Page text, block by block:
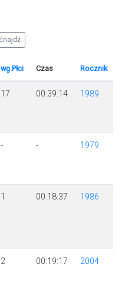
wg.Płci Czas Rocznik
17 00:39:14 1989
- - 1979
1 00:18:37 1986
2 00:19:17 2004